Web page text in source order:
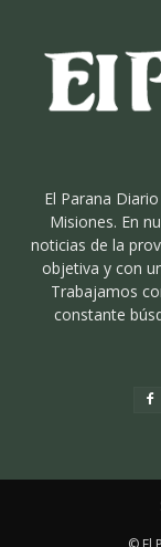
El Parana
Misiones. En
noticias de la
objetiva y con
Trabajamos
constante